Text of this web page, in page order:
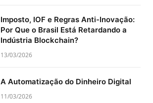
Imposto, IOF e Regras Anti-Inovação:
Por Que o Brasil Está Retardando a
Indústria Blockchain?
13/03/2026
A Automatização do Dinheiro Digital
11/03/2026